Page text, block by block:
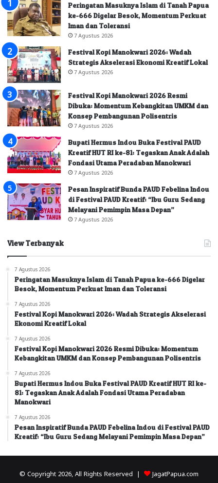
Peringatan Masuknya Islam di Tanah Papua
ke-666 Digelar Besok, Momentum Perkuat
Iman dan Toleransi
7 Agustus 2026
Festival Kopi Manokwari 2026: Wadah
Strategis Akselerasi Ekonomi Kreatif Lokal
7 Agustus 2026
Festival Kopi Manokwari 2026 Resmi
Dibuka: Momentum Kebangkitan UMKM dan
Konsep Pembangunan Polisentris
7 Agustus 2026
Bupati Hermus Indou Buka Festival PAUD
Kreatif HUT RI ke-81: Tegaskan Anak Adalah
Fondasi Utama Peradaban Manokwari
7 Agustus 2026
Pesan Inspiratif Bunda PAUD Febelina Indou
di Festival PAUD Kreatif: “Ibu Guru Sedang
Melayani Pemimpin Masa Depan”
7 Agustus 2026
View Terbanyak
7 Agustus 2026
Peringatan Masuknya Islam di Tanah Papua ke-666 Digelar
Besok, Momentum Perkuat Iman dan Toleransi
7 Agustus 2026
Festival Kopi Manokwari 2026: Wadah Strategis Akselerasi
Ekonomi Kreatif Lokal
7 Agustus 2026
Festival Kopi Manokwari 2026 Resmi Dibuka: Momentum
Kebangkitan UMKM dan Konsep Pembangunan Polisentris
7 Agustus 2026
Bupati Hermus Indou Buka Festival PAUD Kreatif HUT RI ke-
81: Tegaskan Anak Adalah Fondasi Utama Peradaban
Manokwari
7 Agustus 2026
Pesan Inspiratif Bunda PAUD Febelina Indou di Festival PAUD
Kreatif: “Ibu Guru Sedang Melayani Pemimpin Masa Depan”
© Copyright 2026, All Rights Reserved | JagatPapua.com